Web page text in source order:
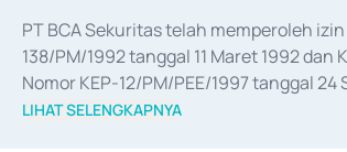
PT BCA Sekuritas telah memperoleh
138/PM/1992 tanggal 11 Maret 1992
Nomor KEP-12/PM/PEE/1997 tanggal
merger, akuisisi, divestasi, dan
LIHAT SELENGKAPNYA